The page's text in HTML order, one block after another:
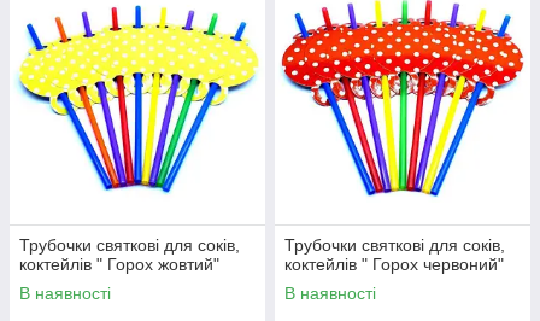
Трубочки святкові для соків,
коктейлів " Горох жовтий"
В наявності
Трубочки святкові для соків,
коктейлів " Горох червоний"
В наявності